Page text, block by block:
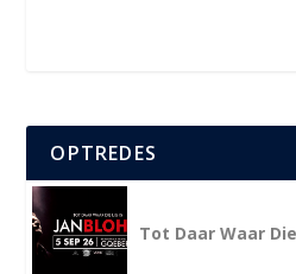
OPTREDES
Tot Daar Waar